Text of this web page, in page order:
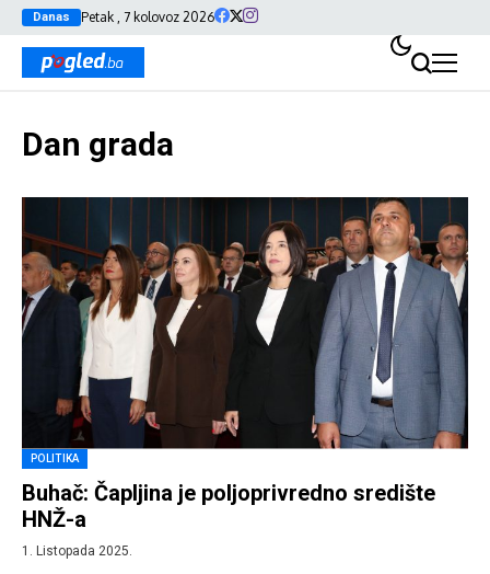
Danas Petak , 7 kolovoz 2026
Dan grada
POLITIKA
Buhač: Čapljina je poljoprivredno središte
HNŽ-a
1. Listopada 2025.